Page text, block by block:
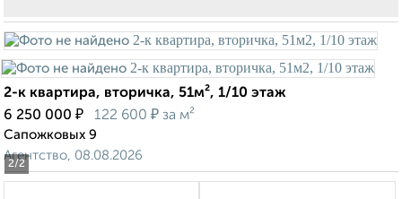
2/2
2-к квартира, вторичка, 51м², 1/10 этаж
6 250 000 ₽ 122 600 ₽ за м²
Сапожковых 9
Агентство, 08.08.2026